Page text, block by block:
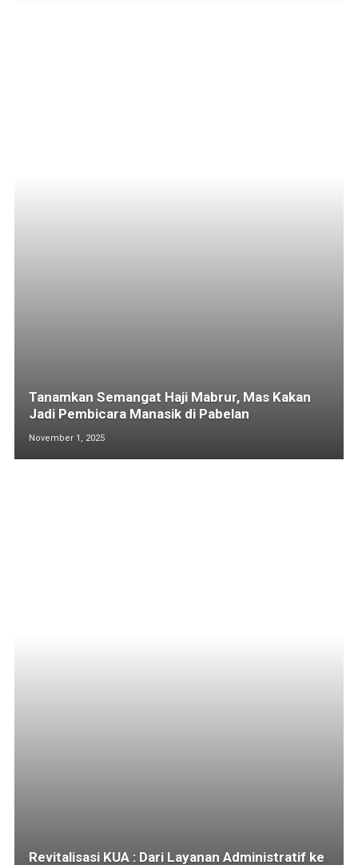
Tanamkan Semangat Haji Mabrur, Mas Kakan
Jadi Pembicara Manasik di Pabelan
November 1, 2025
Revitalisasi KUA : Dari Layanan Administratif ke